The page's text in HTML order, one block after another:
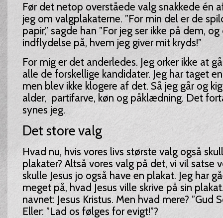
Før det netop overståede valg snakkede én
jeg om valgplakaterne. ”For min del er de
papir,” sagde han ”For jeg ser ikke på dem,
indflydelse på, hvem jeg giver mit kryds!”
For mig er det anderledes. Jeg orker ikke at
alle de forskellige kandidater. Jeg har taget
men blev ikke klogere af det. Så jeg går og
alder, partifarve, køn og påklædning. Det
synes jeg.
Det store valg
Hvad nu, hvis vores livs største valg også
plakater? Altså vores valg på det, vi vil satse
skulle Jesus jo også have en plakat. Jeg har
meget på, hvad Jesus ville skrive på sin
navnet: Jesus Kristus. Men hvad mere? ”Gud
Eller: ”Lad os følges for evigt!”?